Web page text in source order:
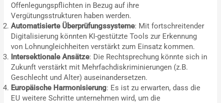
Offenlegungspflichten in Bezug auf ihre
Vergütungsstrukturen haben werden.
Automatisierte Überprüfungssysteme: Mit fortschreitender
Digitalisierung könnten KI-gestützte Tools zur Erkennung
von Lohnungleichheiten verstärkt zum Einsatz kommen.
Intersektionale Ansätze: Die Rechtsprechung könnte sich in
Zukunft verstärkt mit Mehrfachdiskriminierungen (z.B.
Geschlecht und Alter) auseinandersetzen.
Europäische Harmonisierung: Es ist zu erwarten, dass die
EU weitere Schritte unternehmen wird, um die